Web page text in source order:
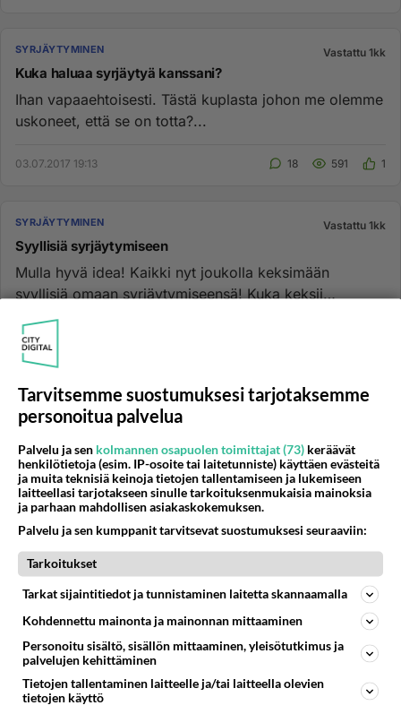
SYRJÄYTYMINEN Vastattu 1kk
Kuka haluaa syrjäytyä kanssani?
Ihan vapaaehtoisesti. Tästä kuplasta johon me olemme
uskoneet, että se on totta?...
03.07.2017 19:13 18 591 1
SYRJÄYTYMINEN Vastattu 1kk
Syyllisiä syrjäytymiseen
Mulla hyvä idea! Kaikki nyt joukolla keksimään
syyllisiä omaan syrjäytymiseensä! Kuka keksii
parhaimman syyn? Miten palk...
10.05.2017 07:29
SYRJÄYTYMINEN Vastattu 1kk
Työkkärin byrokratia ja syrjäytyminen
Oma lapseni innokkaasti opiskeli ja pärjäsikin hyvin
opinnoissaan. Sitten hän joutui työttömäksi
työnhakijaksi. Aluksi h...
01.03.2026 10:44
SYRJÄYTYMINEN Vastattu 1kk
Dokaaku muut
Itsellä 3 vuoden ryyppyputki takana juon joka päivä
olen jo 37v mies. En ole koskaan ollut koulussa enkä
töissä. En aio ...
13.11.2023 14:07 16
Tarvitsemme suostumuksesi tarjotaksemme
personoitua palvelua
Palvelu ja sen kolmannen osapuolen toimittajat (73) keräävät
henkilötietoja (esim. IP-osoite tai laitetunniste) käyttäen evästeitä
ja muita teknisiä keinoja tietojen tallentamiseen ja lukemiseen
laitteellasi tarjotakseen sinulle tarkoituksenmukaisia mainoksia
ja parhaan mahdollisen asiakaskokemuksen.
Palvelu ja sen kumppanit tarvitsevat suostumuksesi seuraaviin:
Tarkoitukset
Tarkat sijaintitiedot ja tunnistaminen laitetta skannaamalla
Kohdennettu mainonta ja mainonnan mittaaminen
Personoitu sisältö, sisällön mittaaminen, yleisötutkimus ja
palvelujen kehittäminen
Tietojen tallentaminen laitteelle ja/tai laitteella olevien
tietojen käyttö